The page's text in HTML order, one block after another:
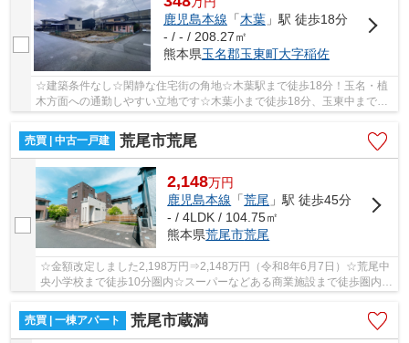
鹿児島本線 「木葉」駅 徒歩18分
- / - / 208.27㎡
熊本県玉名郡玉東町大字稲佐
☆建築条件なし☆閑静な住宅街の角地☆木葉駅まで徒歩18分！玉名・植
木方面への通勤しやすい立地です☆木葉小まで徒歩18分、玉東中まで徒
歩22分なのでお子様がいらっしゃるご家庭におすす...
売買 | 中古一戸建
荒尾市荒尾
2,148万円
鹿児島本線 「荒尾 」駅 徒歩45分
- / 4LDK / 104.75㎡
熊本県荒尾市荒尾
☆金額改定しました2,198万円⇒2,148万円（令和8年6月7日）☆荒尾中
央小学校まで徒歩10分圏内☆スーパーなどある商業施設まで徒歩圏内と
売買 | 一棟アパート
荒尾市蔵満